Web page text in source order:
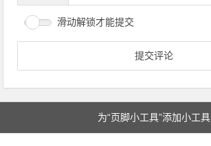
滑动解锁才能提交
为“页脚小工具”添加小工具